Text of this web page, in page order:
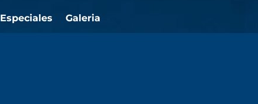
Especiales Galeria